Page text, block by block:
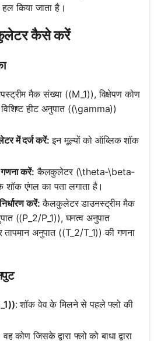
किया जाता है।
कैसे करें
मैक संख्या ((M_1)), विक्षेपण कोण
हीट अनुपात ((\gamma))
में दर्ज करें: इन मूल्यों को ऑब्लिक शॉक
करें: कैलकुलेटर (\theta-\beta-
एंगल का पता लगाता है।
करें: कैलकुलेटर डाउनस्ट्रीम मैक
((P_2/P_1)), घनत्व अनुपात
अनुपात ((T_2/T_1)) की गणना
: शॉक वेव के मिलने से पहले फ्लो की
वह कोण जिसके द्वारा फ्लो को बाधा द्वारा